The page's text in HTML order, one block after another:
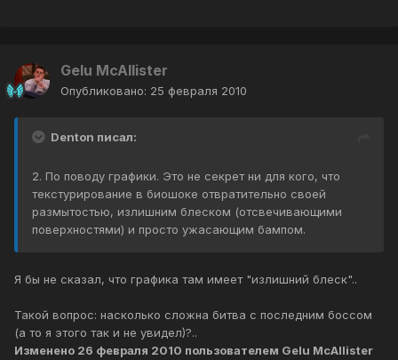
Gelu McAllister
Опубликовано: 25 февраля 2010
Denton писал:
2. По поводу графики. Это не секрет ни для кого, что
текстурирование в биошоке отвратительно своей
размытостью, излишним блеском (отсвечивающими
поверхностями) и просто ужасающим бампом.
Я бы не сказал, что графика там имеет "излишний блеск"..
Такой вопрос: насколько сложна битва с последним боссом
(а то я этого так и не увидел)?..
Изменено 26 февраля 2010 пользователем Gelu McAllister